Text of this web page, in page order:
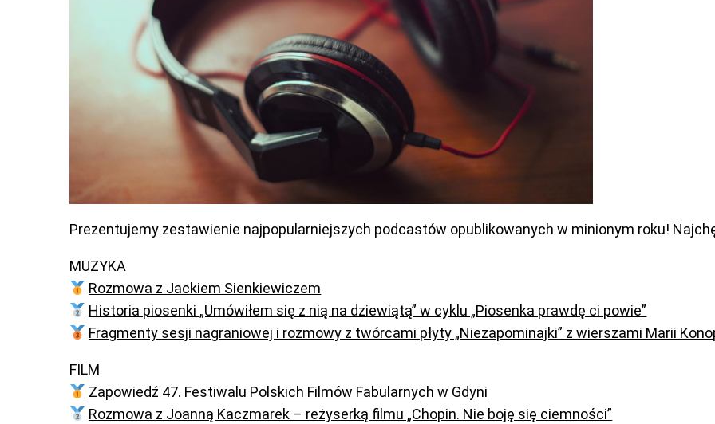
Prezentujemy zestawienie najpopularniejszych podcastów opublikowanych w minionym roku!
MUZYKA
Rozmowa z Jackiem Sienkiewiczem
Historia piosenki „Umówiłem się z nią na dziewiątą” w cyklu „Piosenka prawdę ci powie”
Fragmenty sesji nagraniowej i rozmowy z twórcami płyty „Niezapominajki” z wierszami Marii
FILM
Zapowiedź 47. Festiwalu Polskich Filmów Fabularnych w Gdyni
Rozmowa z Joanną Kaczmarek – reżyserką filmu „Chopin. Nie boję się ciemności”